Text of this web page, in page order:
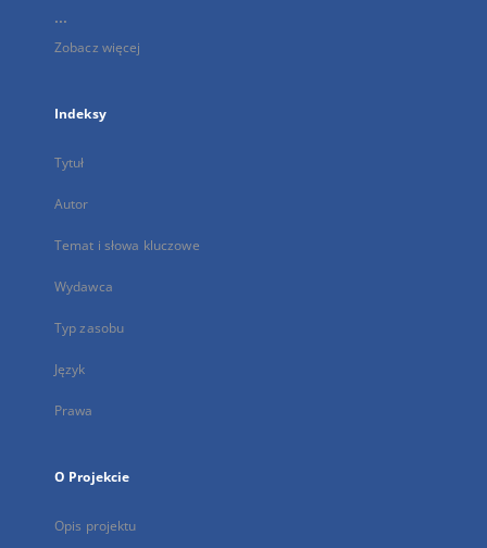
...
Zobacz więcej
Indeksy
Tytuł
Autor
Temat i słowa kluczowe
Wydawca
Typ zasobu
Język
Prawa
O Projekcie
Opis projektu